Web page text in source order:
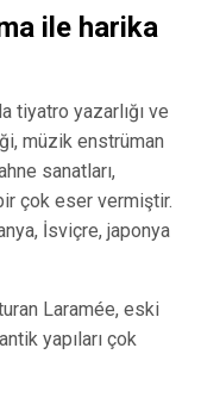
ile harika
tiyatro yazarlığı ve
müzik enstrüman
sanatları,
çok eser vermiştir.
İsviçre, japonya
Laramée, eski
yapıları çok